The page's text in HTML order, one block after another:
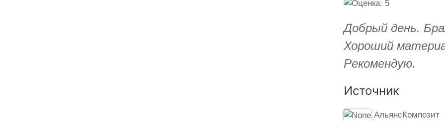
Добрый день.
Хороший
Рекомендую.
Источник
АльянсКомпозит